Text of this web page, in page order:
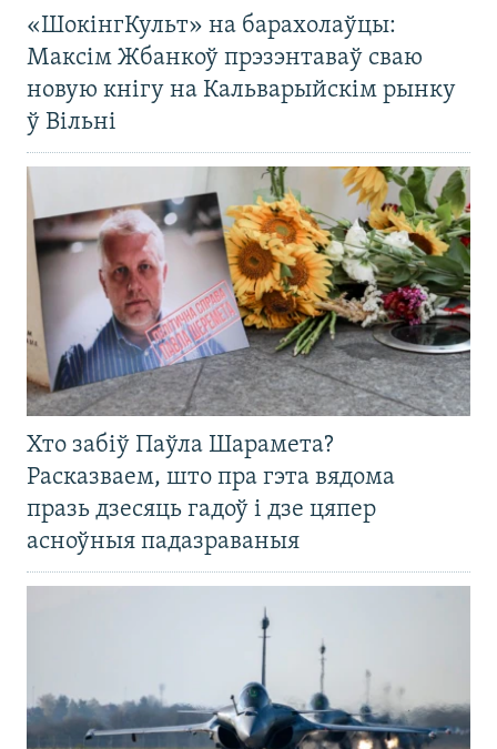
«ШокінгКульт» на барахолаўцы:
Максім Жбанкоў прэзэнтаваў сваю
новую кнігу на Кальварыйскім рынку
ў Вільні
Хто забіў Паўла Шарамета?
Расказваем, што пра гэта вядома
празь дзесяць гадоў і дзе цяпер
асноўныя падазраваныя